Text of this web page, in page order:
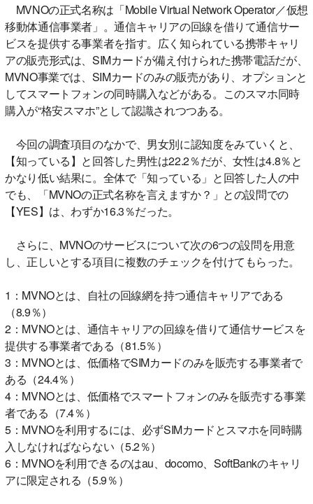
MVNOの正式名称は「Mobile Virtual Network Operator／仮想
移動体通信事業者」。通信キャリアの回線を借りて通信サー
ビスを提供する事業者を指す。広く知られている携帯キャリ
アの販売形式は、SIMカードが備え付けられた携帯電話だが、
MVNO事業では、SIMカードのみの販売があり、オプションと
してスマートフォンの同時購入などがある。このスマホ同時
購入が“格安スマホ”として認識されつつある。
今回の調査項目のなかで、男女別に認知度をみていくと、
【知っている】と回答した男性は22.2％だが、女性は4.8％と
かなり低い結果に。全体で「知っている」と回答した人の中
でも、「MVNOの正式名称を言えますか？」との設問での
【YES】は、わずか16.3％だった。
さらに、MVNOのサービスについて次の6つの設問を用意
し、正しいとする項目に複数のチェックを付けてもらった。
1：MVNOとは、自社の回線網を持つ通信キャリアである
（8.9％）
2：MVNOとは、通信キャリアの回線を借りて通信サービスを
提供する事業者である（81.5％）
3：MVNOとは、低価格でSIMカードのみを販売する事業者で
ある（24.4％）
4：MVNOとは、低価格でスマートフォンのみを販売する事業
者である（7.4％）
5：MVNOを利用するには、必ずSIMカードとスマホを同時購
入しなければならない（5.2％）
6：MVNOを利用できるのはau、docomo、SoftBankのキャリ
アに限定される（5.9％）